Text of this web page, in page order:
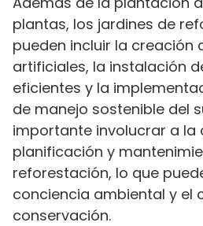
plantas, los jardines de
pueden incluir la creación
artificiales, la instalación
eficientes y la
de manejo sostenible del
importante involucrar a la
planificación y
reforestación, lo que
conciencia ambiental y el
conservación.